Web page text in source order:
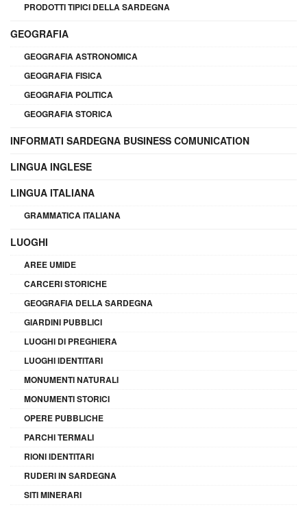
PRODOTTI TIPICI DELLA SARDEGNA
GEOGRAFIA
GEOGRAFIA ASTRONOMICA
GEOGRAFIA FISICA
GEOGRAFIA POLITICA
GEOGRAFIA STORICA
INFORMATI SARDEGNA BUSINESS COMUNICATION
LINGUA INGLESE
LINGUA ITALIANA
GRAMMATICA ITALIANA
LUOGHI
AREE UMIDE
CARCERI STORICHE
GEOGRAFIA DELLA SARDEGNA
GIARDINI PUBBLICI
LUOGHI DI PREGHIERA
LUOGHI IDENTITARI
MONUMENTI NATURALI
MONUMENTI STORICI
OPERE PUBBLICHE
PARCHI TERMALI
RIONI IDENTITARI
RUDERI IN SARDEGNA
SITI MINERARI